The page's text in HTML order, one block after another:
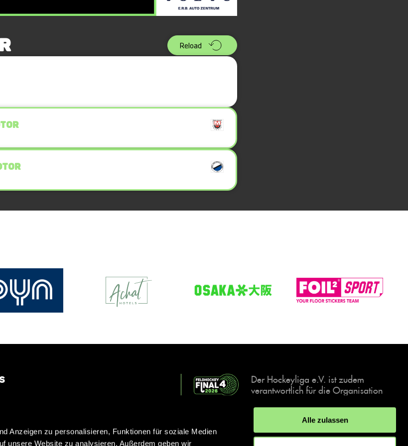
Anzeigen zu personalisieren, Funktionen für soziale Medien
unsere Website zu analysieren. Außerdem geben wir
Alle zulassen
Reload
Der Hockeyliga e.V. ist zudem
verantwortlich für die Organisation
Events, der deutschen Hockey-
Meisterschaften.